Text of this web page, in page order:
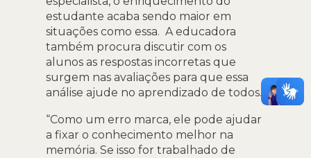
estudante acaba sendo maior em
situações como essa. A educadora
também procura discutir com os
alunos as respostas incorretas que
surgem nas avaliações para que essa
análise ajude no aprendizado de todos.
“Como um erro marca, ele pode ajudar
a fixar o conhecimento melhor na
memória. Se isso for trabalhado de